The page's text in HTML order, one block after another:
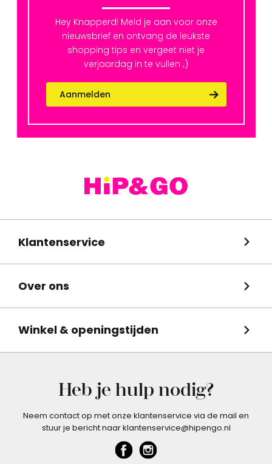
Hey Knapperd! Meld je aan voor onze
nieuwsbrief en ontvang de leukste
shopping tips en vergeet niet je
verjaardag in te vullen ;)
Aanmelden
Klantenservice
Over ons
Winkel & openingstijden
Heb je hulp nodig?
Neem contact op met onze klantenservice via de mail en
stuur je bericht naar klantenservice@hipengo.nl